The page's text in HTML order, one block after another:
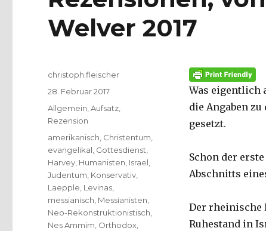
Welver 2017
Was eigentlich
die Angaben
gesetzt.
Schon der
Abschnitts
Der rheinische
Ruhestand in
Autor
christoph.fleischer
Veröffentlicht
am
28. Februar 2017
Kategorien
Allgemein ,Aufsatz
Rezension
Schlagwörter
amerikanisch Christentum
evangelikal Gottesdienst
Harvey Humanisten Israel
Judentum Konservativ
Laepple Levinas
messianisch Messianisten
Neo-Rekonstruktionistisch
Nes Ammim Orthodox